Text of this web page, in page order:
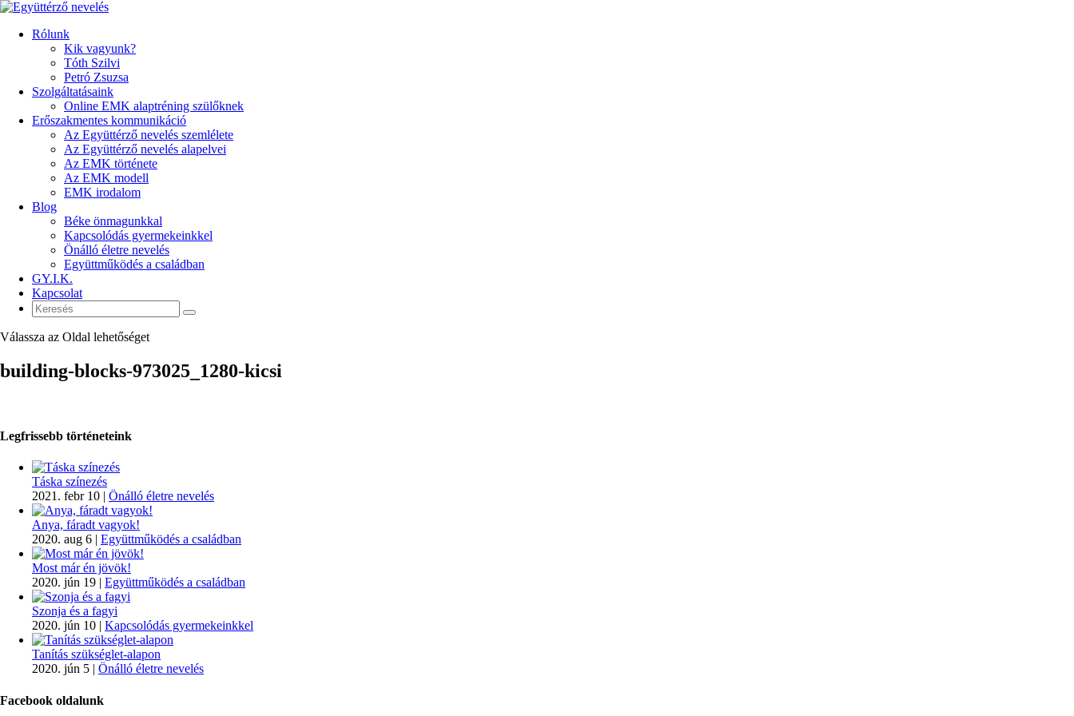
Rólunk
Kik vagyunk?
Tóth Szilvi
Petró Zsuzsa
Szolgáltatásaink
Online EMK alaptréning szülőknek
Erőszakmentes kommunikáció
Az Együttérző nevelés szemlélete
Az Együttérző nevelés alapelvei
Az EMK története
Az EMK modell
EMK irodalom
Blog
Béke önmagunkkal
Kapcsolódás gyermekeinkkel
Önálló életre nevelés
Együttműködés a családban
GY.I.K.
Kapcsolat
Válassza az Oldal lehetőséget
building-blocks-973025_1280-kicsi
Legfrissebb történeteink
Táska színezés
2021. febr 10 | Önálló életre nevelés
Anya, fáradt vagyok!
2020. aug 6 | Együttműködés a családban
Most már én jövök!
2020. jún 19 | Együttműködés a családban
Szonja és a fagyi
2020. jún 10 | Kapcsolódás gyermekeinkkel
Tanítás szükséglet-alapon
2020. jún 5 | Önálló életre nevelés
Facebook oldalunk